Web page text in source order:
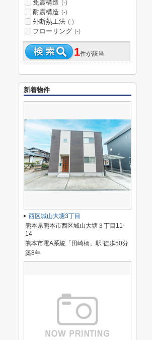
免震構造 (-)
耐震構造 (-)
外断熱工法 (-)
フローリング (-)
1件が該当
新着物件
西区城山大塘3丁目
熊本県熊本市西区城山大塘３丁目11-
14
熊本市電A系統「田崎橋」駅 徒歩50分
築8年